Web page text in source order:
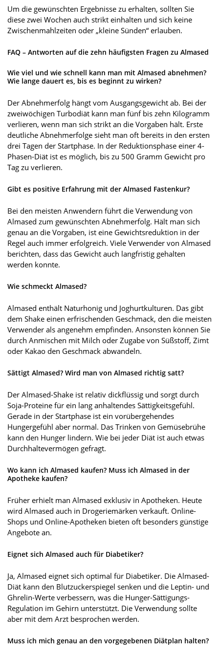
Um die gewünschten Ergebnisse zu erhalten, sollten Sie
diese zwei Wochen auch strikt einhalten und sich keine
Zwischenmahlzeiten oder „kleine Sünden“ erlauben.
FAQ – Antworten auf die zehn häufigsten Fragen zu Almased
Wie viel und wie schnell kann man mit Almased abnehmen?
Wie lange dauert es, bis es beginnt zu wirken?
Der Abnehmerfolg hängt vom Ausgangsgewicht ab. Bei der
zweiwöchigen Turbodiät kann man fünf bis zehn Kilogramm
verlieren, wenn man sich strikt an die Vorgaben hält. Erste
deutliche Abnehmerfolge sieht man oft bereits in den ersten
drei Tagen der Startphase. In der Reduktionsphase einer 4-
Phasen-Diät ist es möglich, bis zu 500 Gramm Gewicht pro
Tag zu verlieren.
Gibt es positive Erfahrung mit der Almased Fastenkur?
Bei den meisten Anwendern führt die Verwendung von
Almased zum gewünschten Abnehmerfolg. Hält man sich
genau an die Vorgaben, ist eine Gewichtsreduktion in der
Regel auch immer erfolgreich. Viele Verwender von Almased
berichten, dass das Gewicht auch langfristig gehalten
werden konnte.
Wie schmeckt Almased?
Almased enthält Naturhonig und Joghurtkulturen. Das gibt
dem Shake einen erfrischenden Geschmack, den die meisten
Verwender als angenehm empfinden. Ansonsten können Sie
durch Anmischen mit Milch oder Zugabe von Süßstoff, Zimt
oder Kakao den Geschmack abwandeln.
Sättigt Almased? Wird man von Almased richtig satt?
Der Almased-Shake ist relativ dickflüssig und sorgt durch
Soja-Proteine für ein lang anhaltendes Sättigkeitsgefühl.
Gerade in der Startphase ist ein vorübergehendes
Hungergefühl aber normal. Das Trinken von Gemüsebrühe
kann den Hunger lindern. Wie bei jeder Diät ist auch etwas
Durchhaltevermögen gefragt.
Wo kann ich Almased kaufen? Muss ich Almased in der
Apotheke kaufen?
Früher erhielt man Almased exklusiv in Apotheken. Heute
wird Almased auch in Drogeriemärken verkauft. Online-
Shops und Online-Apotheken bieten oft besonders günstige
Angebote an.
Eignet sich Almased auch für Diabetiker?
Ja, Almased eignet sich optimal für Diabetiker. Die Almased-
Diät kann den Blutzuckerspiegel senken und die Leptin- und
Ghrelin-Werte verbessern, was die Hunger-Sättigungs-
Regulation im Gehirn unterstützt. Die Verwendung sollte
aber mit dem Arzt besprochen werden.
Muss ich mich genau an den vorgegebenen Diätplan halten?